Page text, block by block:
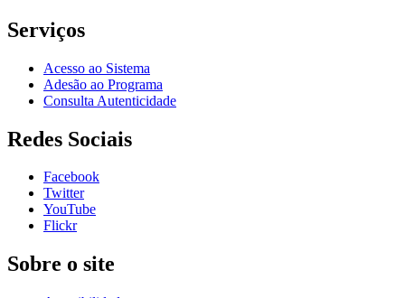
Serviços
Acesso ao Sistema
Adesão ao Programa
Consulta Autenticidade
Redes Sociais
Facebook
Twitter
YouTube
Flickr
Sobre o site